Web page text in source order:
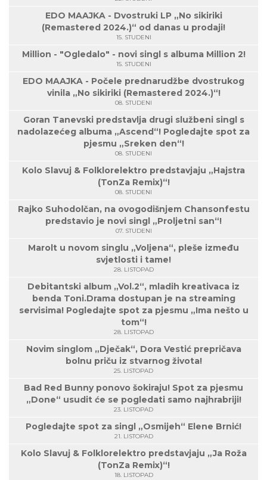
EDO MAAJKA - Dvostruki LP „No sikiriki
(Remastered 2024.)“ od danas u prodaji!
15. STUDENI
Million - "Ogledalo" - novi singl s albuma Million 2!
15. STUDENI
EDO MAAJKA - Počele prednarudžbe dvostrukog
vinila „No sikiriki (Remastered 2024.)“!
08. STUDENI
Goran Tanevski predstavlja drugi službeni singl s
nadolazećeg albuma „Ascend“! Pogledajte spot za
pjesmu „Sreken den“!
08. STUDENI
Kolo Slavuj & Folklorelektro predstavjaju „Hajstra
(TonZa Remix)“!
08. STUDENI
Rajko Suhodolčan, na ovogodišnjem Chansonfestu
predstavio je novi singl „Proljetni san“!
07. STUDENI
Marolt u novom singlu „Voljena“, pleše između
svjetlosti i tame!
28. LISTOPAD
Debitantski album „Vol.2“, mladih kreativaca iz
benda Toni.Drama dostupan je na streaming
servisima! Pogledajte spot za pjesmu „Ima nešto u
tom“!
28. LISTOPAD
Novim singlom „Dječak“, Dora Vestić prepričava
bolnu priču iz stvarnog života!
25. LISTOPAD
Bad Red Bunny ponovo šokiraju! Spot za pjesmu
„Done“ usudit će se pogledati samo najhrabriji!
23. LISTOPAD
Pogledajte spot za singl „Osmijeh“ Elene Brnić!
21. LISTOPAD
Kolo Slavuj & Folklorelektro predstavjaju „Ja Roža
(TonZa Remix)“!
18. LISTOPAD